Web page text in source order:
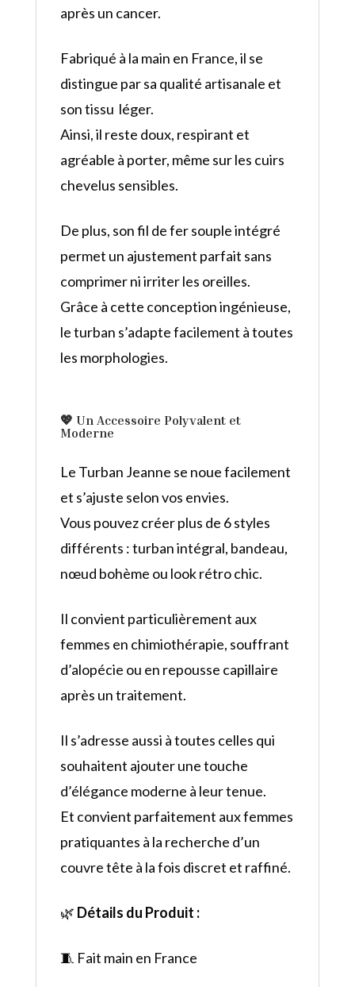
après un cancer.
Fabriqué à la main en France, il se
distingue par sa qualité artisanale et
son tissu léger.
Ainsi, il reste doux, respirant et
agréable à porter, même sur les cuirs
chevelus sensibles.
De plus, son fil de fer souple intégré
permet un ajustement parfait sans
comprimer ni irriter les oreilles.
Grâce à cette conception ingénieuse,
le turban s’adapte facilement à toutes
les morphologies.
💖 Un Accessoire Polyvalent et
Moderne
Le Turban Jeanne se noue facilement
et s’ajuste selon vos envies.
Vous pouvez créer plus de 6 styles
différents : turban intégral, bandeau,
nœud bohème ou look rétro chic.
Il convient particulièrement aux
femmes en chimiothérapie, souffrant
d’alopécie ou en repousse capillaire
après un traitement.
Il s’adresse aussi à toutes celles qui
souhaitent ajouter une touche
d’élégance moderne à leur tenue.
Et convient parfaitement aux femmes
pratiquantes à la recherche d’un
couvre tête à la fois discret et raffiné.
🌿 Détails du Produit :
🧵 Fait main en France